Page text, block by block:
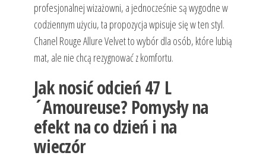
profesjonalnej wizażowni, a jednocześnie są wygodne w
codziennym użyciu, ta propozycja wpisuje się w ten styl.
Chanel Rouge Allure Velvet to wybór dla osób, które lubią
mat, ale nie chcą rezygnować z komfortu.
Jak nosić odcień 47 L
´Amoureuse? Pomysły na
efekt na co dzień i na
wieczór